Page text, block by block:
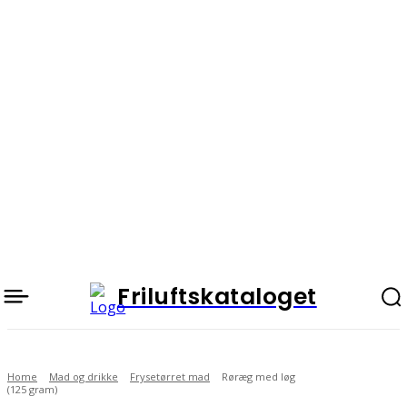
Friluftskataloget
Home Mad og drikke Frysetørret mad
Røræg med løg
(125 gram)